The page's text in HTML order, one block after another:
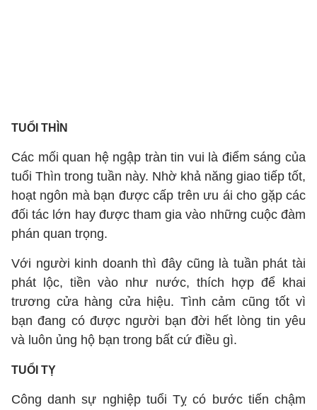
TUỔI THÌN
Các mối quan hệ ngập tràn tin vui là điểm sáng của
tuổi Thìn trong tuần này. Nhờ khả năng giao tiếp tốt,
hoạt ngôn mà bạn được cấp trên ưu ái cho gặp các
đối tác lớn hay được tham gia vào những cuộc đàm
phán quan trọng.
Với người kinh doanh thì đây cũng là tuần phát tài
phát lộc, tiền vào như nước, thích hợp để khai
trương cửa hàng cửa hiệu. Tình cảm cũng tốt vì
bạn đang có được người bạn đời hết lòng tin yêu
và luôn ủng hộ bạn trong bất cứ điều gì.
TUỔI TỴ
Công danh sự nghiệp tuổi Tỵ có bước tiến chậm